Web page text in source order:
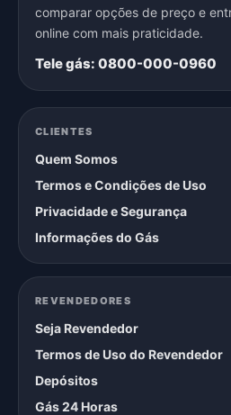
comparar opções de preço e
online com mais praticidade.
Tele gás: 0800-000-0960
CLIENTES
Quem Somos
Termos e Condições de Uso
Privacidade e Segurança
Informações do Gás
REVENDEDORES
Seja Revendedor
Termos de Uso do Revendedor
Depósitos
Gás 24 Horas